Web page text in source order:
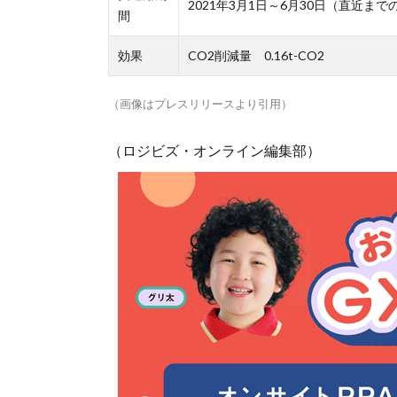
間
2021年3月1日～6月30日（直近まで
効果 CO2削減量 0.16t-CO2
（画像はプレスリリースより引用）
（ロジビズ・オンライン編集部）